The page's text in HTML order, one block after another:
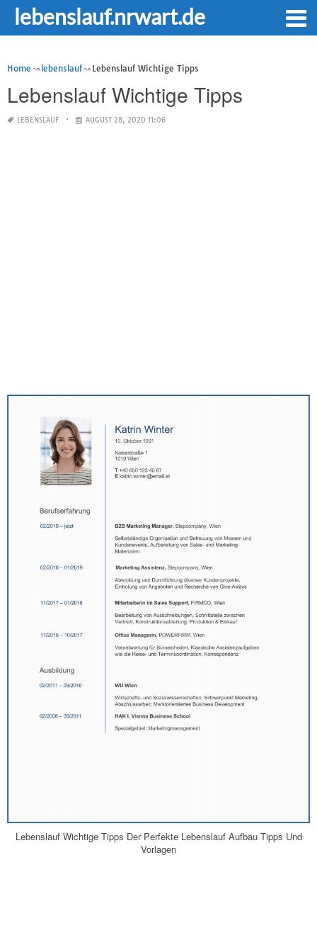
lebenslauf.nrwart.de
Home lebenslauf Lebenslauf Wichtige Tipps
Lebenslauf Wichtige Tipps
LEBENSLAUF AUGUST 28, 2020 11:06
Lebenslauf Wichtige Tipps Der Perfekte Lebenslauf Aufbau Tipps Und
Vorlagen